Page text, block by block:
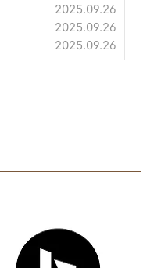
2025.09.26
2025.09.26
2025.09.26